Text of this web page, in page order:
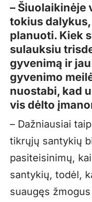
– Šiuolaikinėje
tokius
planuoti. Kiek
sulauksiu
gyvenimą ir
gyvenimo
nuostabi, kad
vis dėlto
– Dažniausiai
tikrųjų santykių
pasiteisinimų,
santykių, todėl,
suaugęs